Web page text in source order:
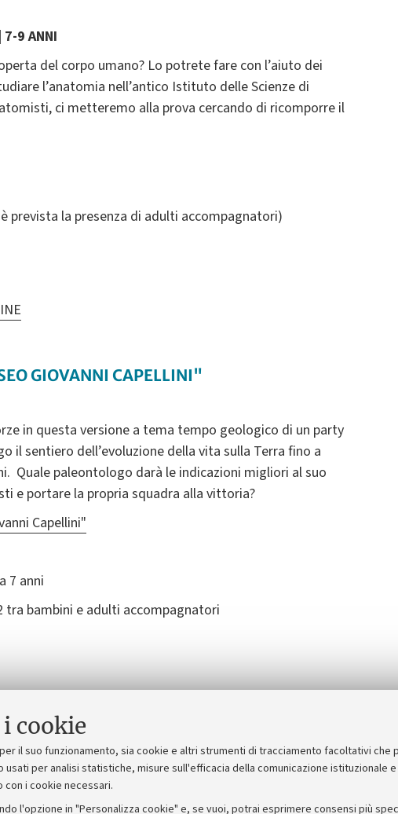
cookie
il suo funzionamento, sia cookie e altri strumenti di tracciamento facoltativi che
per analisi statistiche, misure sull'efficacia della comunicazione istituzionale
con i cookie necessari.
l'opzione in "Personalizza cookie" e, se vuoi, potrai esprimere consensi più
7-9 ANNI
del corpo umano? Lo potrete fare con l’aiuto dei
l’anatomia nell’antico Istituto delle Scienze di
ci metteremo alla prova cercando di ricomporre il
prevista la presenza di adulti accompagnatori)
GIOVANNI CAPELLINI"
in questa versione a tema tempo geologico di un party
il sentiero dell’evoluzione della vita sulla Terra fino a
Quale paleontologo darà le indicazioni migliori al suo
e portare la propria squadra alla vittoria?
Capellini"
7 anni
tra bambini e adulti accompagnatori
Macchine Celibi Società Cooperativa.